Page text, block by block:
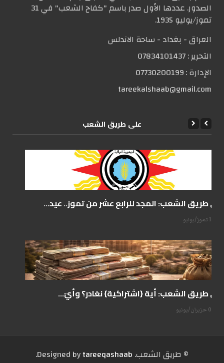
الصدور. عددها الأول صدر باسم "كفاح الشعب" في 31
تموز/يوليو 1935.
العراق - بغداد - ساحة الاندلس
التحریر :07834101437
الإدارة :07730200199
tareekalshaab@gmail.com
علی طریق الشعب
على طريق الشعب: المجد للرابع عشر من تموز.. عيد...
14 تموز/يوليو
على طريق الشعب: أية {اشتراكية} نغادر؟ وأيّ...
07 حزيران/يونيو
© طریق الشعب. Designed by tareeqashaab
.